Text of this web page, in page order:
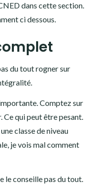
dans cette section.
ci dessous.
du tout rogner sur
Comptez sur
Ce qui peut être pesant.
classe de niveau
je vois mal comment
le conseille pas du tout.